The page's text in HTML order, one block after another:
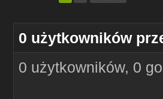
0 użytkowników
0 użytkowników, 0